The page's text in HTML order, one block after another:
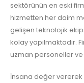
sektörünün en eski
hizmetten her daim
gelişen teknolojik
kolay yapılmaktadır.
uzman personeller ve
İnsana değer